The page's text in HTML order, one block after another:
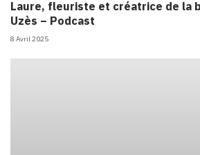
Laure, fleuriste et créatrice de la
Uzès – Podcast
8 Avril 2025